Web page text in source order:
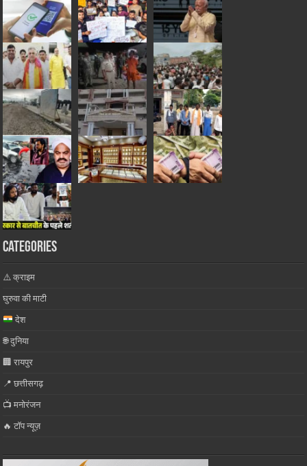
Categories
⚠️ क्राइम
घुरुवा की माटी
देश
🌐 दुनिया
🏢 रायपुर
📍 छत्तीसगढ़
📺 मनोरंजन
🔥 टॉप न्यूज़